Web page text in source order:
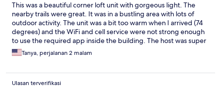
This was a beautiful corner loft unit with gorgeous light. The
nearby trails were great. It was in a bustling area with lots of
outdoor activity. The unit was a bit too warm when I arrived (74
degrees) and the WiFi and cell service were not strong enough
to use the required app inside the building. The host was super
responsive and helpful.
Tanya, perjalanan 2 malam
Ulasan terverifikasi